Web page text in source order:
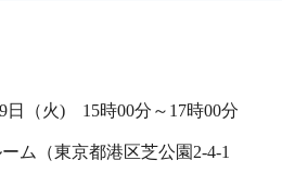
性会
100周年宣言
日（火) 15時00分～17時00分
ム（東京都港区芝公園2-4-1